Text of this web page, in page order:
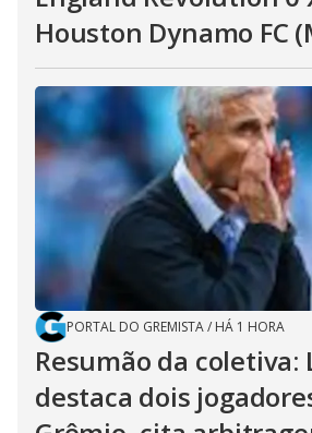
Houston Dynamo FC
PORTAL DO GREMISTA/ HÁ 1 HORA
Resumão da coletiva:
destaca dois